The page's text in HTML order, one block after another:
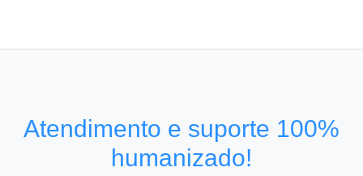
Atendimento e suporte 100%
humanizado!